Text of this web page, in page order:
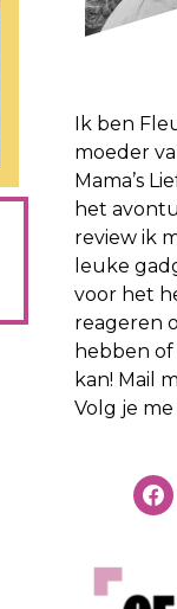
Ik ben
moeder
Mama’s
het
review ik
leuke
voor het
reageren
hebben
kan! Mail
Volg je me